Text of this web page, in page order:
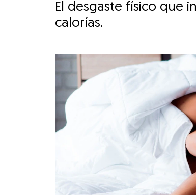
El desgaste físico que
calorías.